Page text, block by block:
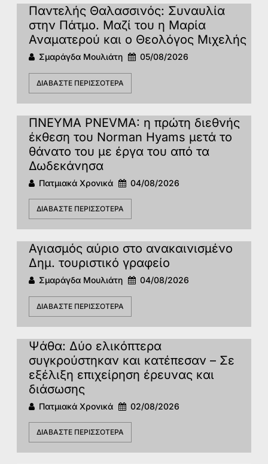
Παντελής Θαλασσινός: Συναυλία
στην Πάτμο. Μαζί του η Μαρία
Αναματερού και ο Θεολόγος Μιχελής
Σμαράγδα Μουλιάτη 05/08/2026
ΔΙΑΒΆΣΤΕ ΠΕΡΙΣΣΌΤΕΡΑ
ΠΝΕΥΜΑ PNEVMA: η πρώτη διεθνής
έκθεση του Norman Hyams μετά το
θάνατο του με έργα του από τα
Δωδεκάνησα
Πατμιακά Χρονικά 04/08/2026
ΔΙΑΒΆΣΤΕ ΠΕΡΙΣΣΌΤΕΡΑ
Αγιασμός αύριο στο ανακαινισμένο
Δημ. τουριστικό γραφείο
Σμαράγδα Μουλιάτη 04/08/2026
ΔΙΑΒΆΣΤΕ ΠΕΡΙΣΣΌΤΕΡΑ
Ψάθα: Δύο ελικόπτερα
συγκρούστηκαν και κατέπεσαν – Σε
εξέλιξη επιχείρηση έρευνας και
διάσωσης
Πατμιακά Χρονικά 02/08/2026
ΔΙΑΒΆΣΤΕ ΠΕΡΙΣΣΌΤΕΡΑ